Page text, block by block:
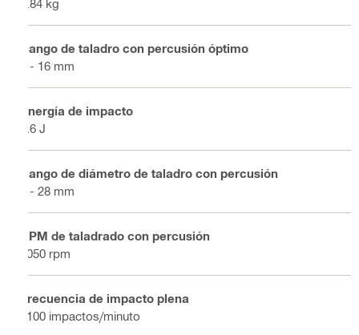
2.84 kg
Rango de taladro con percusión óptimo
4 - 16 mm
Energía de impacto
2.6 J
Rango de diámetro de taladro con percusión
4 - 28 mm
RPM de taladrado con percusión
1050 rpm
Frecuencia de impacto plena
5100 impactos/minuto